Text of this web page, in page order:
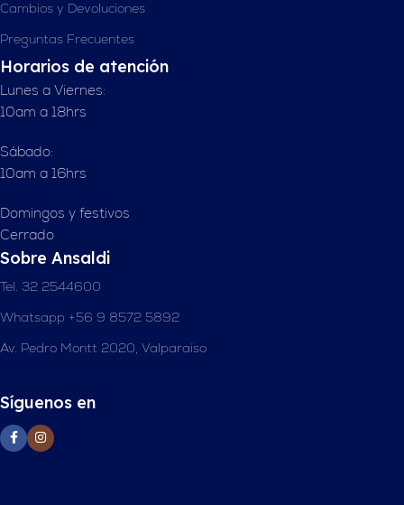
Cambios y Devoluciones
Preguntas Frecuentes
Horarios de atención
Lunes a Viernes:
10am a 18hrs
Sábado:
10am a 16hrs
Domingos y festivos
Cerrado
Sobre Ansaldi
Tel. 32 2544600
Whatsapp +56 9 8572 5892
Av. Pedro Montt 2020, Valparaíso
Síguenos en